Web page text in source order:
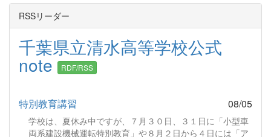
RSSリーダー
千葉県立清水高等学校公式
note RDF/RSS
特別教育講習 08/05
学校は、夏休み中ですが、７月３０日、３１日に「小型車
両系建設機械運転特別教育」や８月２日から４日には「ア